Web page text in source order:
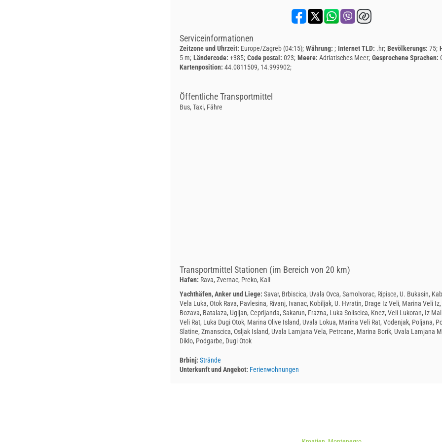
Serviceinformationen
Zeitzone und Uhrzeit: Europe/Zagreb (04:15) Währung: Internet TLD: .hr Bevölkerungs: 75
5 m Ländercode: +385 Code postal: 023 Meere: Adriatisches Meer Gesprochene Sprachen:
Kartenposition: 44.0811509, 14.999902
Öffentliche Transportmittel
Bus, Taxi, Fähre
Transportmittel Stationen (im Bereich von 20 km)
Hafen: Rava, Zvernac, Preko, Kali
Yachthäfen, Anker und Liege: Savar, Brbiscica, Uvala Ovca, Samolvorac, Ripisce, U. Bukasin,
Vela Luka, Otok Rava, Pavlesina, Rivanj, Ivanac, Kobiljak, U. Hvratin, Drage Iz Veli, Marina Veli
Bozava, Batalaza, Ugljan, Ceprljanda, Sakarun, Frazna, Luka Soliscica, Knez, Veli Lukoran, Iz
Veli Rat, Luka Dugi Otok, Marina Olive Island, Uvala Lokua, Marina Veli Rat, Vodenjak, Poljana,
Slatine, Zmanscica, Osljak Island, Uvala Lamjana Vela, Petrcane, Marina Borik, Uvala Lamjana
Diklo, Podgarbe, Dugi Otok
Brbinj: Strände
Unterkunft und Angebot: Ferienwohnungen